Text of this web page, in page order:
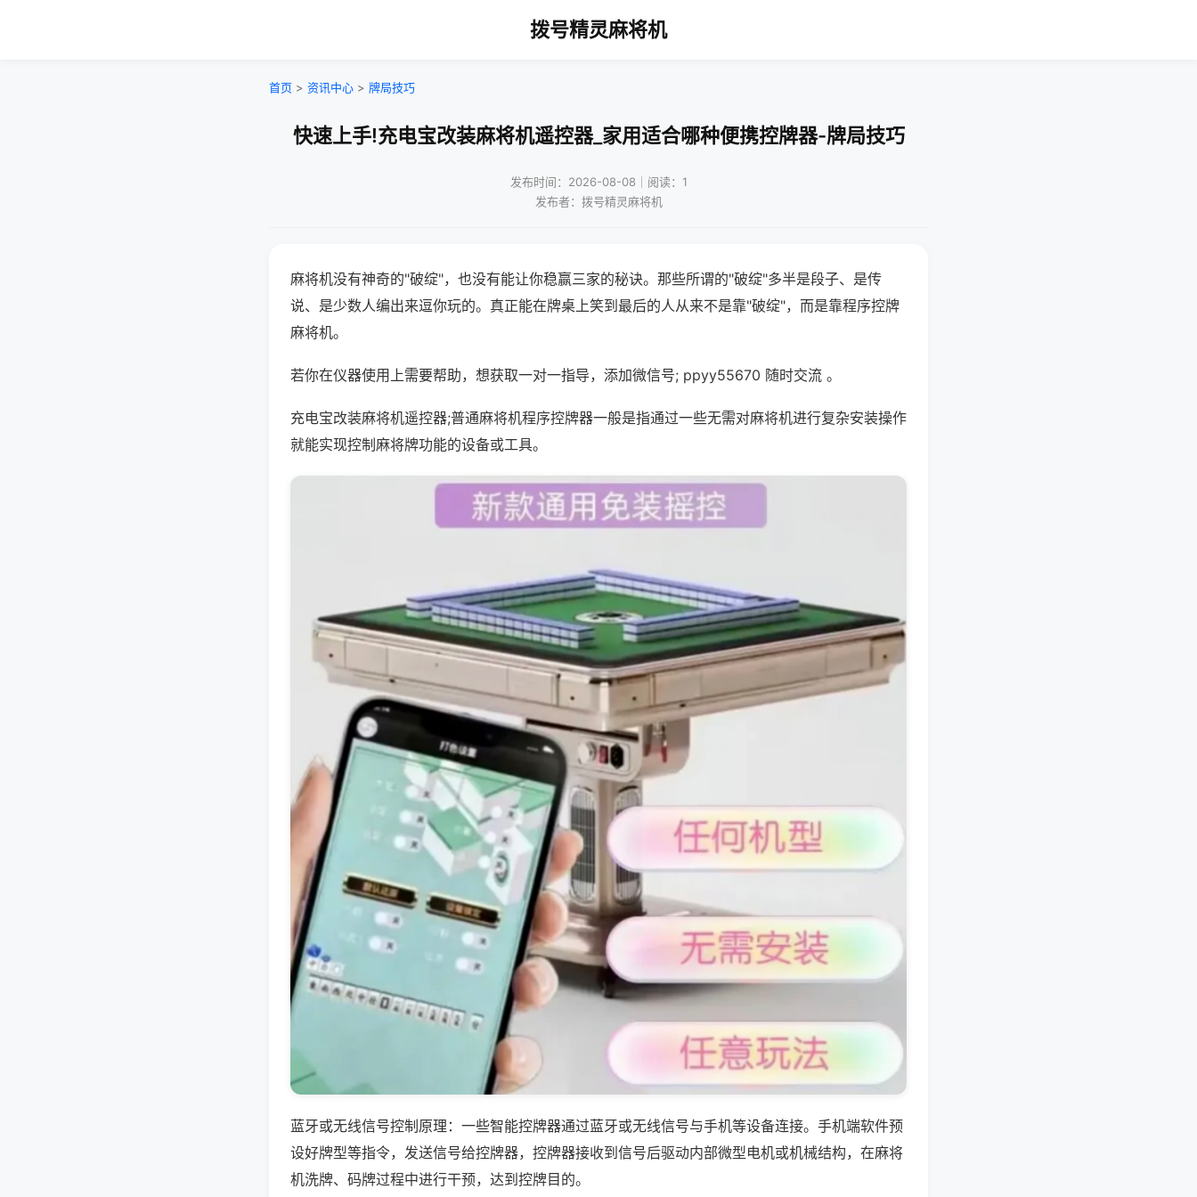
拨号精灵麻将机
首页 > 资讯中心 > 牌局技巧
快速上手!充电宝改装麻将机遥控器_家用适合哪种便携控牌器-牌局技巧
发布时间：2026-08-08｜阅读：1
发布者：拨号精灵麻将机
麻将机没有神奇的"破绽"，也没有能让你稳赢三家的秘诀。那些所谓的"破绽"多半是段子、是传
说、是少数人编出来逗你玩的。真正能在牌桌上笑到最后的人从来不是靠"破绽"，而是靠程序控牌
麻将机。
若你在仪器使用上需要帮助，想获取一对一指导，添加微信号; ppyy55670 随时交流 。
充电宝改装麻将机遥控器;普通麻将机程序控牌器一般是指通过一些无需对麻将机进行复杂安装操作
就能实现控制麻将牌功能的设备或工具。
蓝牙或无线信号控制原理：一些智能控牌器通过蓝牙或无线信号与手机等设备连接。手机端软件预
设好牌型等指令，发送信号给控牌器，控牌器接收到信号后驱动内部微型电机或机械结构，在麻将
机洗牌、码牌过程中进行干预，达到控牌目的。